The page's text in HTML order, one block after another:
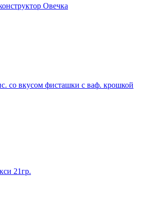
Овечка
со вкусом фисташки с ваф. крошкой
21гр.